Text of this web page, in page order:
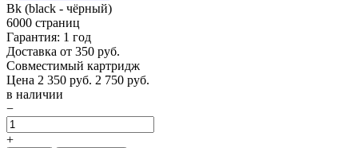
Bk (black - чёрный)
6000 страниц
Гарантия: 1 год
Доставка от 350 руб.
Совместимый картридж
Цена 2 350 руб. 2 750 руб.
в наличии
−
+